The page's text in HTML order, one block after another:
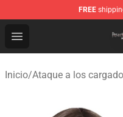
FREE
Open menu
Attack On Titan
Inicio/Ataque a los